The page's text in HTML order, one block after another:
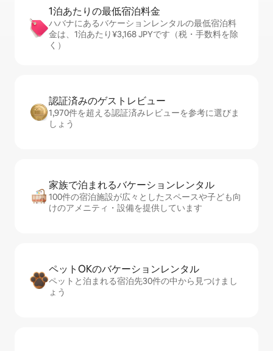
1泊あたりの最⁠低⁠宿⁠泊⁠料⁠金
ハバナにあるバケーションレンタルの最低宿泊料
金は、1泊あたり¥3,168 JPYです（税・手数料を除
く）
認証済みのゲ⁠ス⁠ト⁠レ⁠ビ⁠ュ⁠ー
1,970件を超える認証済みレビューを参考に選びま
しょう
家族で泊まれるバ⁠ケ⁠ー⁠シ⁠ョ⁠ンレ⁠ン⁠タ⁠ル
100件の宿泊施設が広々としたスペースや子ども向
けのアメニティ・設備を提供しています
ペットOKのバ⁠ケ⁠ー⁠シ⁠ョ⁠ンレ⁠ン⁠タ⁠ル
ペットと泊まれる宿泊先30件の中から見つけまし
ょう